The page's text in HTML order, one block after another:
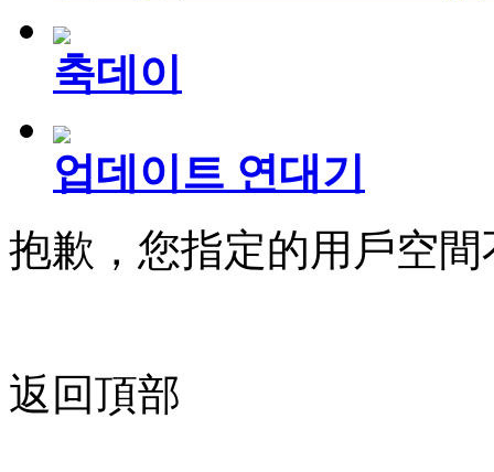
축데이
업데이트 연대기
抱歉，您指定的用戶空間
返回頂部